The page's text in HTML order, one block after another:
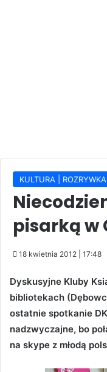
KULTURA |
pisarką w
18 kwietnia 2012 | 17:48
Dyskusyjne Kluby
bibliotekach
ostatnie spotkanie
nadzwyczajne, bo
na skype z młodą